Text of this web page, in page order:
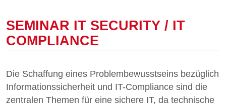
SEMINAR IT SECURITY / IT
COMPLIANCE
Die Schaffung eines Problembewusstseins bezüglich
Informationssicherheit und IT-Compliance sind die
zentralen Themen für eine sichere IT, da technische